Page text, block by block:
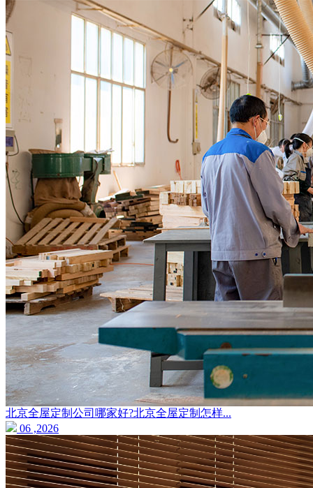
北京全屋定制公司哪家好?北京全屋定制怎样...
06 ,2026